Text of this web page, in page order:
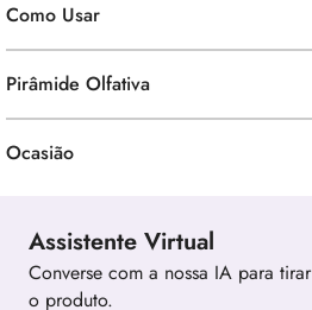
Como Usar
Pirâmide Olfativa
Ocasião
Assistente Virtual
Converse com a nossa IA para
o produto.